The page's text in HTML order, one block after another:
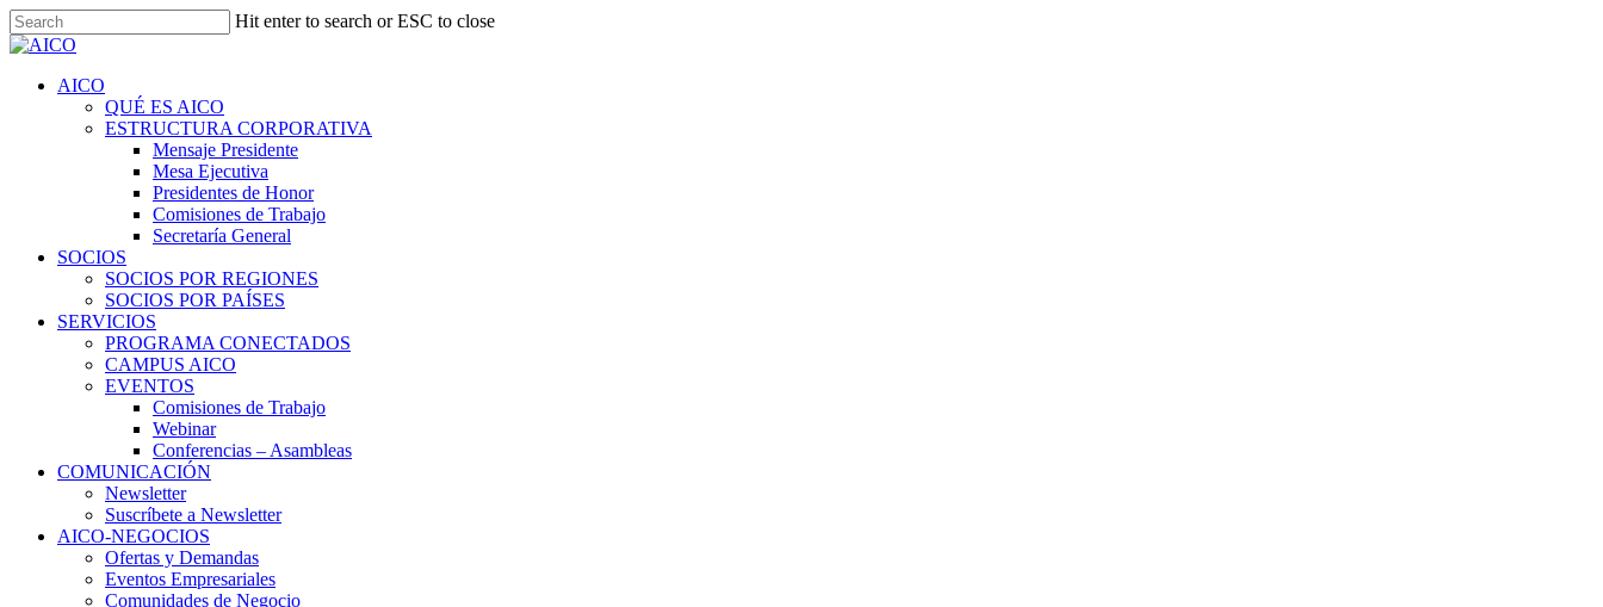
Skip
to
content
Hit enter to search or ESC to close
Close
Menu
AICO
QUÉ ES AICO
ESTRUCTURA CORPORATIVA
Mensaje Presidente
Mesa Ejecutiva
Presidentes de Honor
Comisiones de Trabajo
Secretaría General
SOCIOS
SOCIOS POR REGIONES
SOCIOS POR PAÍSES
SERVICIOS
PROGRAMA CONECTADOS
CAMPUS AICO
EVENTOS
Comisiones de Trabajo
Webinar
Conferencias – Asambleas
COMUNICACIÓN
Newsletter
Suscríbete a Newsletter
AICO-NEGOCIOS
Ofertas y Demandas
Eventos Empresariales
Comunidades de Negocio